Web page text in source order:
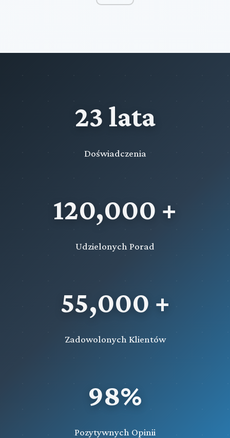
23 lata
Doświadczenia
120,000 +
Udzielonych Porad
55,000 +
Zadowolonych Klientów
98%
Pozytywnych Opinii